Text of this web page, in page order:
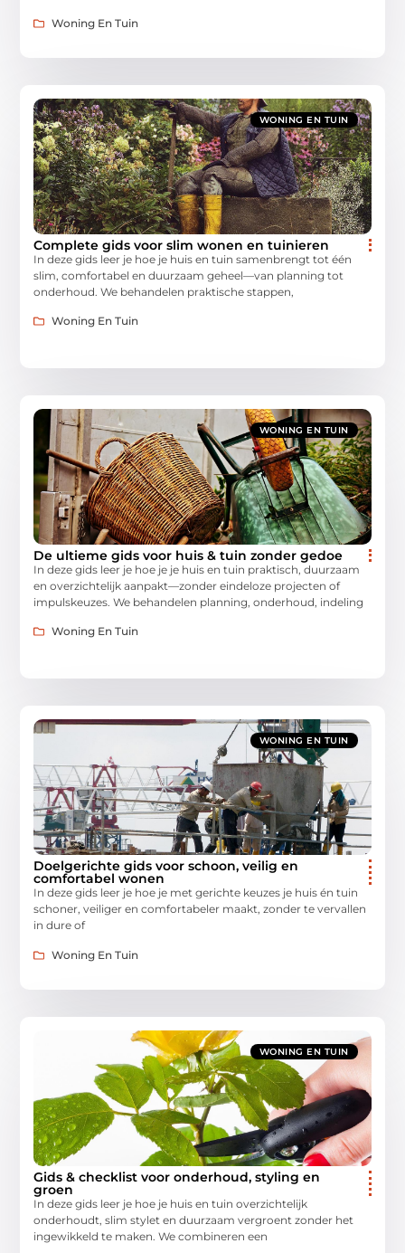
Woning En Tuin
WONING EN TUIN
Complete gids voor slim wonen en tuinieren
In deze gids leer je hoe je huis en tuin samenbrengt tot één
slim, comfortabel en duurzaam geheel—van planning tot
onderhoud. We behandelen praktische stappen,
Woning En Tuin
WONING EN TUIN
De ultieme gids voor huis & tuin zonder gedoe
In deze gids leer je hoe je je huis en tuin praktisch, duurzaam
en overzichtelijk aanpakt—zonder eindeloze projecten of
impulskeuzes. We behandelen planning, onderhoud, indeling
Woning En Tuin
WONING EN TUIN
Doelgerichte gids voor schoon, veilig en
comfortabel wonen
In deze gids leer je hoe je met gerichte keuzes je huis én tuin
schoner, veiliger en comfortabeler maakt, zonder te vervallen
in dure of
Woning En Tuin
WONING EN TUIN
Gids & checklist voor onderhoud, styling en
groen
In deze gids leer je hoe je huis en tuin overzichtelijk
onderhoudt, slim stylet en duurzaam vergroent zonder het
ingewikkeld te maken. We combineren een